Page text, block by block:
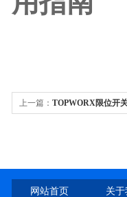
上一篇： TOPWORX限位开
网站首页 关